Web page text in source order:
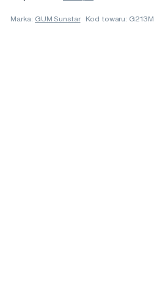
Marka: GUM Sunstar Kod towaru: G213M